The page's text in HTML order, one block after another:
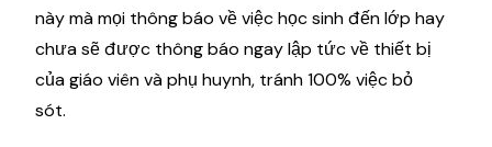
này mà mọi thông báo về việc học sinh đến lớp hay
chưa sẽ được thông báo ngay lập tức về thiết bị
của giáo viên và phụ huynh, tránh 100% việc bỏ
sót.